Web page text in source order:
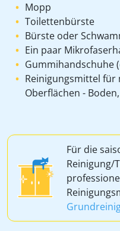
Mopp
Toilettenbürste
Bürste oder
Ein paar
Gummihandschuhe
Reinigungsmittel für
Oberflächen -
Für die
Reinigung/